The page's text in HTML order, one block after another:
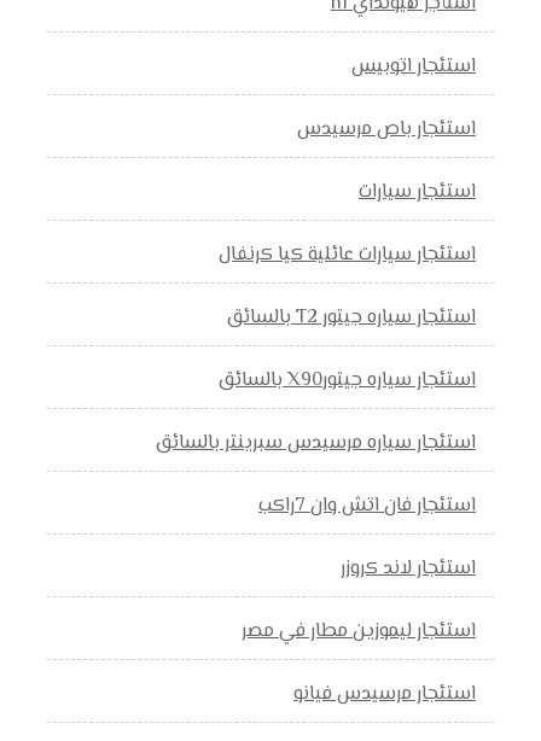
استئجار اتوبيس
استئجار باص مرسيدس
استئجار سيارات
استئجار سيارات عائلية كيا كرنفال
استئجار سياره جيتور T2 بالسائق
استئجار سياره جيتورX90 بالسائق
استئجار سياره مرسيدس سبرينتر بالسائق
استئجار فان اتش وان 7راكب
استئجار لاند كروزر
استئجار ليموزين مطار في مصر
استئجار مرسيدس فيانو